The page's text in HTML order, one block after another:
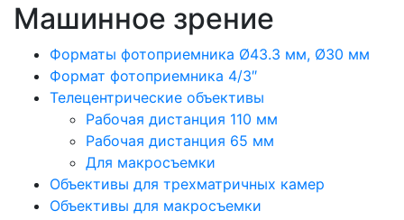
Машинное зрение
Форматы фотоприемника Ø43.3 мм, Ø30 мм
Формат фотоприемника 4/3″
Телецентрические объективы
Рабочая дистанция 110 мм
Рабочая дистанция 65 мм
Для макросъемки
Объективы для трехматричных камер
Объективы для макросъемки